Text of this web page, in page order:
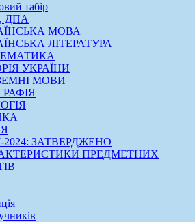
табір
ДПА
МОВА
ЛІТЕРАТУРА
УКРАЇНИ
МОВИ
ЗАТВЕРДЖЕНО
ПРЕДМЕТНИХ